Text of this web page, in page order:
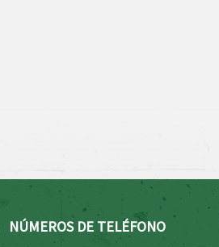
NÚMEROS DE TELÉFONO